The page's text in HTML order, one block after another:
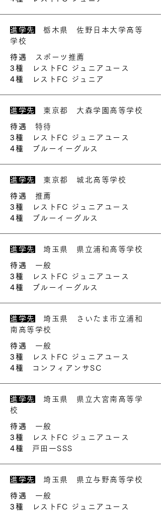
進学先
栃木県 佐野日本大学高等
学校
待遇
スポーツ推薦
3種
レストFC ジュニアユース
4種
レストFC ジュニア
進学先 東京都 大森学園高等学校
待遇 特待
3種
レストFC ジュニアユース
4種
ブルーイーグルス
進学先 東京都 城北高等学校
待遇 推薦
3種
レストFC ジュニアユース
4種
ブルーイーグルス
進学先 埼玉県 県立浦和高等学校
待遇 一般
3種
レストFC ジュニアユース
4種
ブルーイーグルス
進学先
埼玉県 さいたま市立浦和
南高等学校
待遇 一般
3種
レストFC ジュニアユース
4種
コンフィアンサSC
進学先
埼玉県 県立大宮南高等学
校
待遇 一般
3種
レストFC ジュニアユース
4種
戸田一SSS
進学先 埼玉県 県立与野高等学校
待遇 一般
3種
レストFC ジュニアユース